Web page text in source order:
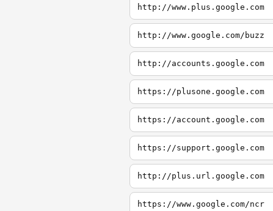
http://www.plus.google.com
http://www.google.com/buzz
http://accounts.google.com
https://plusone.google.com
https://account.google.com
https://support.google.com
http://plus.url.google.com
https://www.google.com/ncr